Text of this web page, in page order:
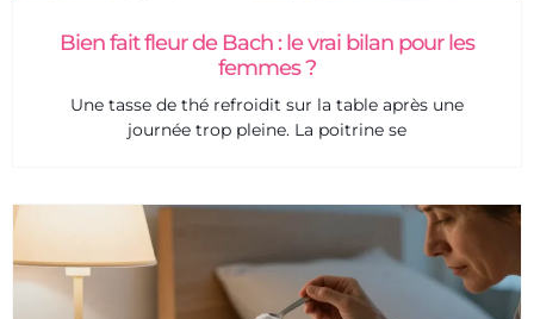
Bien fait fleur de Bach : le vrai bilan pour les
femmes ?
Une tasse de thé refroidit sur la table après une
journée trop pleine. La poitrine se